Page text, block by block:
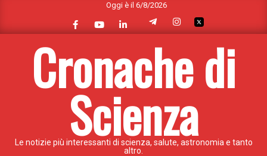
content
Oggi è il 6/8/2026
Cronache di
Scienza
Le notizie più interessanti di scienza, salute, astronomia e tanto
altro.